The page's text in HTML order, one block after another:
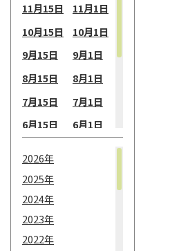
11月15日
11月1日
10月15日
10月1日
9月15日
9月1日
8月15日
8月1日
7月15日
7月1日
6月15日
6月1日
3月15日
2月15日
1月15日
2026年
2025年
2024年
2023年
2022年